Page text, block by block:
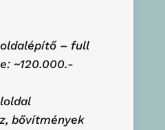
– full
~120.000.-
bővítmények